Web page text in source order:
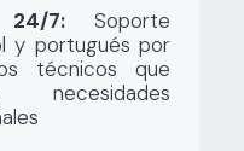
24/7:Soporte
y portugués por
técnicos que